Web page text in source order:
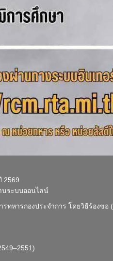
2569
นระบบออนไลน์
รทหารกองประจำการ โดยวิธีร้องข